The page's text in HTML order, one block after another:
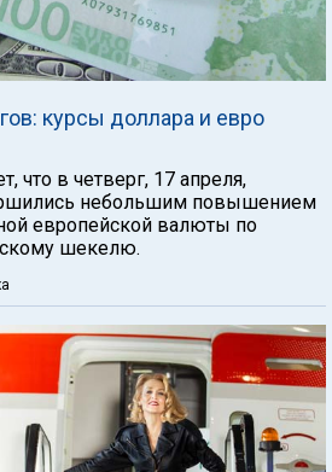
курсы доллара и евро
что в четверг, 17 апреля,
небольшим повышением
европейской валюты по
шекелю.